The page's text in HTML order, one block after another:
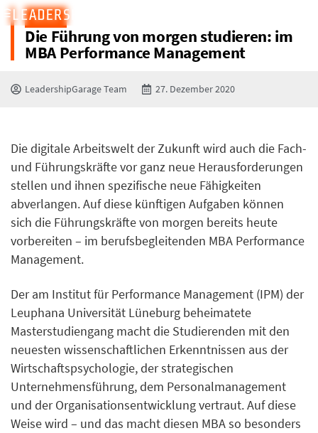
BLOG
Die Führung von morgen studieren: im
MBA Performance Management
LeadershipGarage Team 27. Dezember 2020
Die digitale Arbeitswelt der Zukunft wird auch die Fach-
und Führungskräfte vor ganz neue Herausforderungen
stellen und ihnen spezifische neue Fähigkeiten
abverlangen. Auf diese künftigen Aufgaben können
sich die Führungskräfte von morgen bereits heute
vorbereiten – im berufsbegleitenden MBA Performance
Management.
Der am Institut für Performance Management (IPM) der
Leuphana Universität Lüneburg beheimatete
Masterstudiengang macht die Studierenden mit den
neuesten wissenschaftlichen Erkenntnissen aus der
Wirtschaftspsychologie, der strategischen
Unternehmensführung, dem Personalmanagement
und der Organisationsentwicklung vertraut. Auf diese
Weise wird – und das macht diesen MBA so besonders